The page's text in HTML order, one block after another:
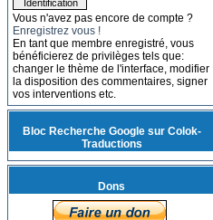
Vous n'avez pas encore de compte ?
Enregistrez vous !
En tant que membre enregistré, vous
bénéficierez de privilèges tels que:
changer le thème de l'interface, modifier
la disposition des commentaires, signer
vos interventions etc.
Bloc Recherche Google sur Colok-
Traductions
Dons